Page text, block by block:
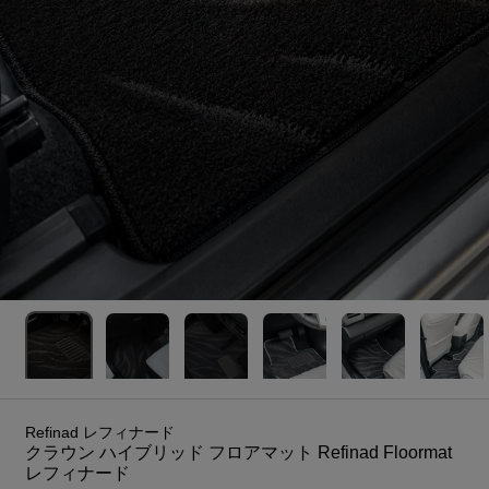
Refinad レフィナード
クラウン ハイブリッド フロアマット Refinad Floormat
レフィナード